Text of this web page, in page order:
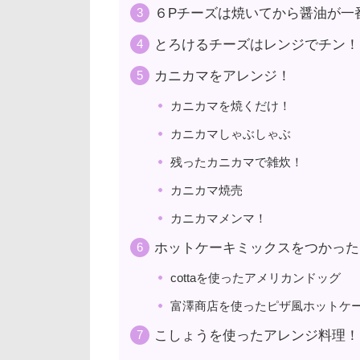
６Pチーズは焼いてから醤油が一
とろけるチーズはレンジでチン！
カニカマをアレンジ！
カニカマを焼くだけ！
カニカマしゃぶしゃぶ
残ったカニカマで雑炊！
カニカマ焼売
カニカマメンマ！
ホットケーキミックスをつかっ
cottaを使ったアメリカンドッグ
富澤商店を使ったピザ風ホットケ
こしょうを使ったアレンジ料理！